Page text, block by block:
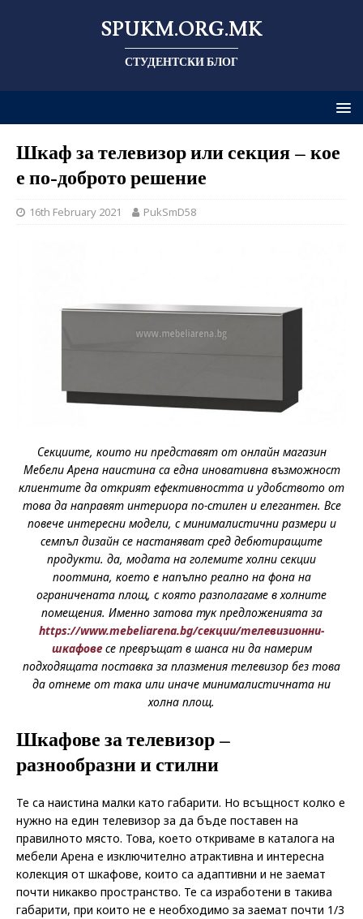
SPUKM.ORG.MK
СТУДЕНТСКИ БЛОГ
Шкаф за телевизор или секция – кое
е по-доброто решение
16th February 2021 PukSmD58
Секциите, които ни представят от онлайн магазин
Мебели Арена наистина са една иновативна възможност
клиентите да открият ефективността и удобството от
това да направят интериора по-стилен и елегантен. Все
повече интересни модели, с минималистични размери и
семпъл дизайн се настаняват сред дебютиращите
продукти. да, модата на големите холни секции
поотмина, което е напълно реално на фона на
ограничената площ, с която разполагаме в холните
помещения. Именно затова тук предложенията за
https://www.mebeliarena.bg/секции/телевизионни-
шкафовесе превръщат в шанса ни да намерим
подходящата поставка за плазмения телевизор без това
да отнеме от така или иначе минималистичната ни
холна площ.
Шкафове за телевизор –
разнообразни и стилни
Те са наистина малки като габарити. Но всъщност колко е
нужно на един телевизор за да бъде поставен на
правилното място. Това, което откриваме в каталога на
мебели Арена е изключително атрактивна и интересна
колекция от шкафове, които са адаптивни и не заемат
почти никакво пространство. Те са изработени в такива
габарити, при които не е необходимо за заемат почти 1/3